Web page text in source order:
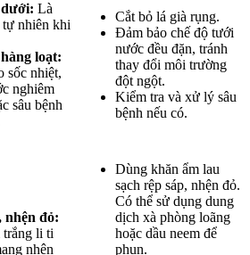
Là
tự nhiên khi
loạt:
sốc nhiệt,
nghiêm
sâu bệnh
Cắt bỏ lá già rụng.
Đảm bảo chế độ tưới
nước đều đặn, tránh
thay đổi môi trường
đột ngột.
Kiểm tra và xử lý sâu
bệnh nếu có.
nhện đỏ:
trắng li ti
nhện
Dùng khăn ẩm lau
sạch rệp sáp, nhện đỏ.
Có thể sử dụng dung
dịch xà phòng loãng
hoặc dầu neem để
phun.